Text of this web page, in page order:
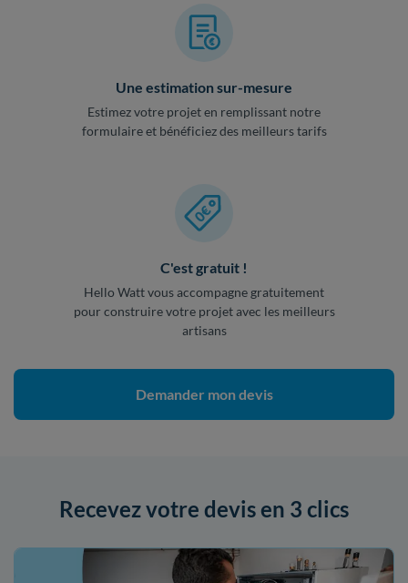
Une estimation sur-mesure
Estimez votre projet en remplissant notre
formulaire et bénéficiez des meilleurs tarifs
C'est gratuit !
Hello Watt vous accompagne gratuitement
pour construire votre projet avec les meilleurs
artisans
Demander mon devis
Recevez votre devis en 3 clics